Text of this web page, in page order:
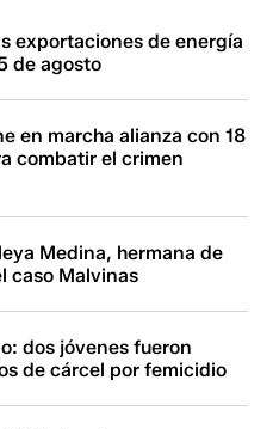
exportaciones de energía
de agosto
en marcha alianza con 18
combatir el crimen
Medina, hermana de
caso Malvinas
dos jóvenes fueron
de cárcel por femicidio